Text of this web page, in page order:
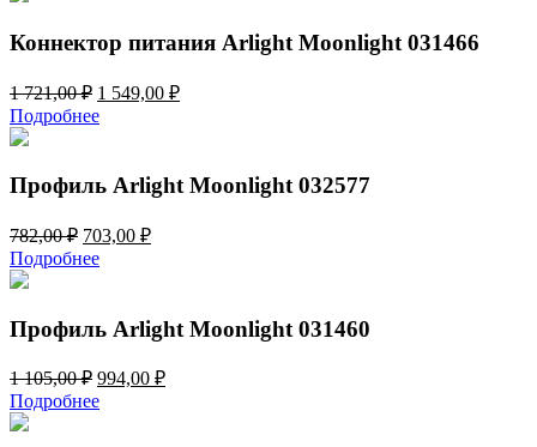
Коннектор питания Arlight Moonlight 031466
1 721,00₽ Первоначальная
цена
составляла
721,00 ₽.
1 549,00 ₽Текущая
Подробнее
Профиль Arlight Moonlight 032577
782,00₽ Первоначальная
цена
составляла
703,00 ₽Текущая
Подробнее
Профиль Arlight Moonlight 031460
1 105,00₽ Первоначальная
цена
составляла
994,00 ₽Текущая
Подробнее